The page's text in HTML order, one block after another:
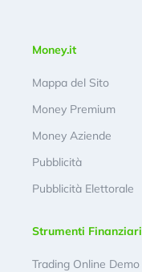
Money.it
Mappa del Sito
Money Premium
Money Aziende
Pubblicità
Pubblicità Elettorale
Strumenti Finanziari
Trading Online Demo